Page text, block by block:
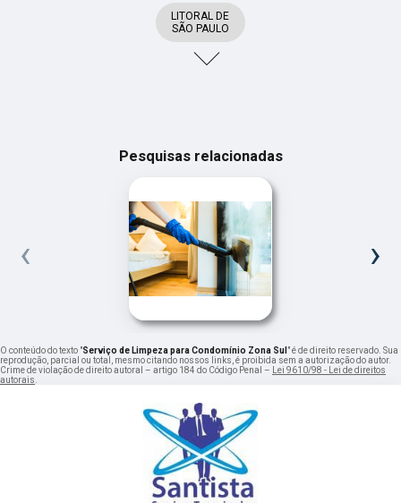
LITORAL DE
SÃO PAULO
Pesquisas relacionadas
‹ ›
O conteúdo do texto "Serviço de Limpeza para Condomínio Zona Sul " é de direito reservado. Sua
reprodução, parcial ou total, mesmo citando nossos links, é proibida sem a autorização do autor.
Crime de violação de direito autoral – artigo 184 do Código Penal – Lei 9610/98 - Lei de direitos
autorais.